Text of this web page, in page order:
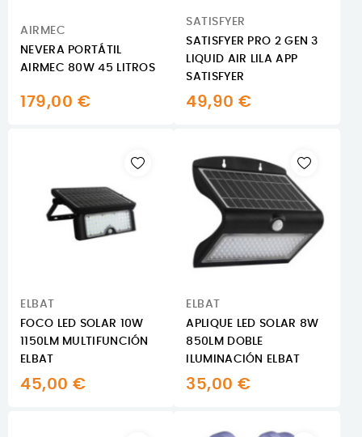
AIRMEC
NEVERA PORTÁTIL
AIRMEC 80W 45 LITROS
179,00 €
SATISFYER
SATISFYER PRO 2 GEN 3
LIQUID AIR LILA APP
SATISFYER
49,90 €
ELBAT
FOCO LED SOLAR 10W
1150LM MULTIFUNCIÓN
ELBAT
45,00 €
ELBAT
APLIQUE LED SOLAR 8W
850LM DOBLE
ILUMINACIÓN ELBAT
35,00 €